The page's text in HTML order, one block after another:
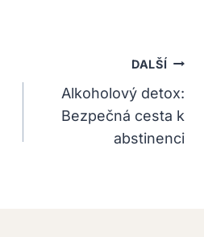
DALŠÍ
Alkoholový detox:
Bezpečná cesta k
abstinenci